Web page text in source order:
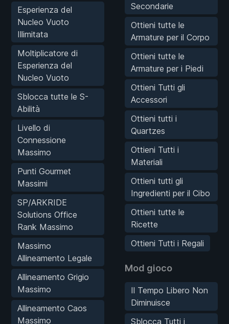
Esperienza del
Nucleo Vuoto
Illimitata
Moltiplicatore di
Esperienza del
Nucleo Vuoto
Sblocca tutte le S-
Abilità
Livello di
Connessione
Massimo
Punti Gourmet
Massimi
SP/ARKRIDE
Solutions Office
Rank Massimo
Massimo
Allineamento Legale
Allineamento Grigio
Massimo
Allineamento Caos
Massimo
Secondarie
Ottieni tutte le
Armature per il Corpo
Ottieni tutte le
Armature per i Piedi
Ottieni Tutti gli
Accessori
Ottieni tutti i
Quartzes
Ottieni Tutti i
Materiali
Ottieni tutti gli
Ingredienti per il Cibo
Ottieni tutte le
Ricette
Ottieni Tutti i Regali
Mod gioco
Il Tempo Libero Non
Diminuisce
Sblocca Tutti i